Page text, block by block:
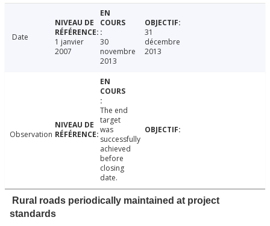
Date
1 janvier
2007
30
novembre
2013
31
décembre
2013
Observation
The end
target
was
successfully
achieved
before
closing
date.
Rural roads periodically maintained at project
standards